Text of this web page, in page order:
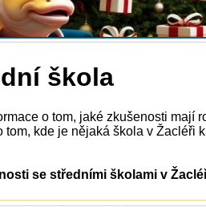
škola
o tom, jaké zkušenosti mají
tom, kde je nějaká škola v Žacléři
se středními školami v